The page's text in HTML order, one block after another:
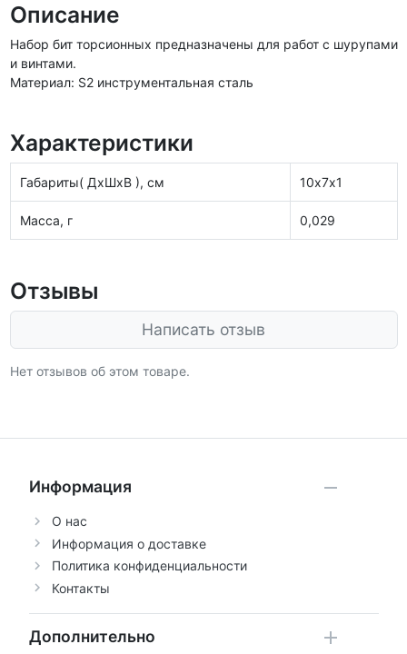
Описание
Набор бит торсионных предназначены для работ с шурупами
и винтами.
Материал: S2 инструментальная сталь
Характеристики
Габариты( ДхШхВ ), см 10х7х1
Масса, г 0,029
Отзывы
Написать отзыв
Нет отзывов об этом товаре.
Информация
О нас
Информация о доставке
Политика конфиденциальности
Контакты
Дополнительно